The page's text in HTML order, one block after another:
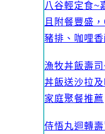
八谷輕定食~
且附餐豐盛
豬排、咖哩
漁牧丼飯壽
丼飯送沙拉
家庭聚餐推薦
侍悟丸迴轉